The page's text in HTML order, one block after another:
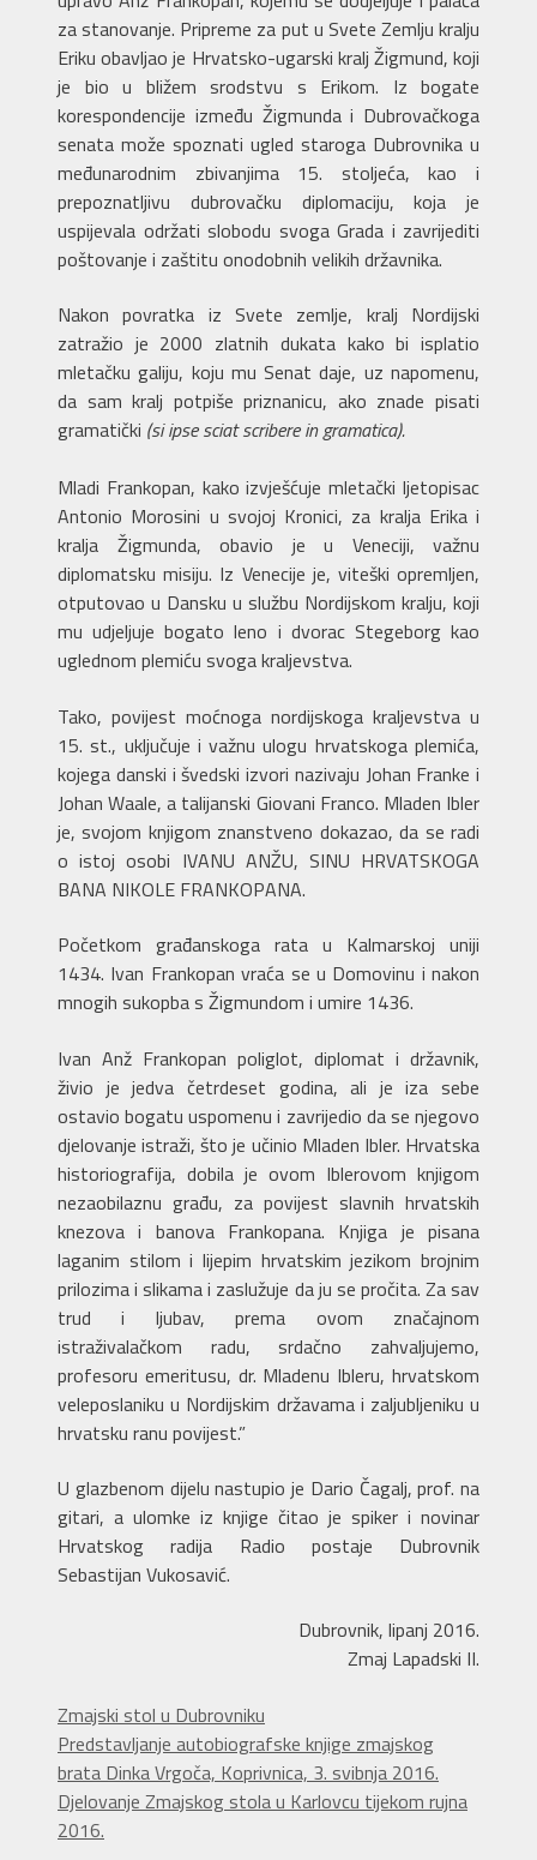
za stanovanje. Pripreme za put u Svete Zemlju kralju
Eriku obavljao je Hrvatsko-ugarski kralj Žigmund, koji
je bio u bližem srodstvu s Erikom. Iz bogate
korespondencije između Žigmunda i Dubrovačkoga
senata može spoznati ugled staroga Dubrovnika u
međunarodnim zbivanjima 15. stoljeća, kao i
prepoznatljivu dubrovačku diplomaciju, koja je
uspijevala održati slobodu svoga Grada i zavrijediti
poštovanje i zaštitu onodobnih velikih državnika.
Nakon povratka iz Svete zemlje, kralj Nordijski
zatražio je 2000 zlatnih dukata kako bi isplatio
mletačku galiju, koju mu Senat daje, uz napomenu,
da sam kralj potpiše priznanicu, ako znade pisati
gramatički (si ipse sciat scribere in gramatica).
Mladi Frankopan, kako izvješćuje mletački ljetopisac
Antonio Morosini u svojoj Kronici, za kralja Erika i
kralja Žigmunda, obavio je u Veneciji, važnu
diplomatsku misiju. Iz Venecije je, viteški opremljen,
otputovao u Dansku u službu Nordijskom kralju, koji
mu udjeljuje bogato leno i dvorac Stegeborg kao
uglednom plemiću svoga kraljevstva.
Tako, povijest moćnoga nordijskoga kraljevstva u
15. st., uključuje i važnu ulogu hrvatskoga plemića,
kojega danski i švedski izvori nazivaju Johan Franke i
Johan Waale, a talijanski Giovani Franco. Mladen Ibler
je, svojom knjigom znanstveno dokazao, da se radi
o istoj osobi IVANU ANŽU, SINU HRVATSKOGA
BANA NIKOLE FRANKOPANA.
Početkom građanskoga rata u Kalmarskoj uniji
1434. Ivan Frankopan vraća se u Domovinu i nakon
mnogih sukopba s Žigmundom i umire 1436.
Ivan Anž Frankopan poliglot, diplomat i državnik,
živio je jedva četrdeset godina, ali je iza sebe
ostavio bogatu uspomenu i zavrijedio da se njegovo
djelovanje istraži, što je učinio Mladen Ibler. Hrvatska
historiografija, dobila je ovom Iblerovom knjigom
nezaobilaznu građu, za povijest slavnih hrvatskih
knezova i banova Frankopana. Knjiga je pisana
laganim stilom i lijepim hrvatskim jezikom brojnim
prilozima i slikama i zaslužuje da ju se pročita. Za sav
trud i ljubav, prema ovom značajnom
istraživalačkom radu, srdačno zahvaljujemo,
profesoru emeritusu, dr. Mladenu Ibleru, hrvatskom
veleposlaniku u Nordijskim državama i zaljubljeniku u
hrvatsku ranu povijest.”
U glazbenom dijelu nastupio je Dario Čagalj, prof. na
gitari, a ulomke iz knjige čitao je spiker i novinar
Hrvatskog radija Radio postaje Dubrovnik
Sebastijan Vukosavić.
Dubrovnik, lipanj 2016.
Zmaj Lapadski II.
Kategorije
Zmajski stol u Dubrovniku
Predstavljanje autobiografske knjige zmajskog
brata Dinka Vrgoča, Koprivnica, 3. svibnja 2016.
Djelovanje Zmajskog stola u Karlovcu tijekom rujna
2016.